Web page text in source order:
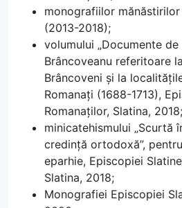
monografiilor
(2013-2018);
volumului „Documente
Brâncoveanu referitoare
Brâncoveni și la
Romanați (1688-1713),
Romanaților, Slatina, 2018;
minicatehismului „Scurtă
credință ortodoxă”,
eparhie, Episcopiei
Slatina, 2018;
Monografiei Episcopiei